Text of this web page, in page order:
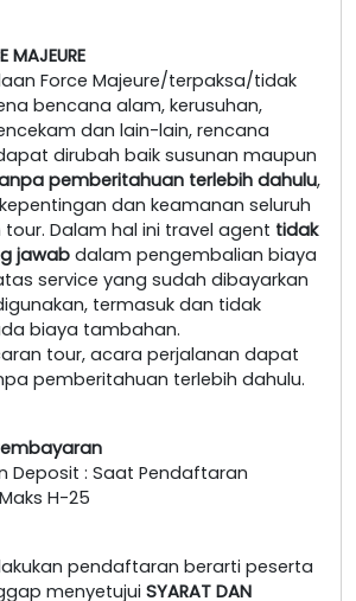
MAJEURE
Force Majeure/terpaksa/tidak
bencana alam, kerusuhan,
dan lain-lain, rencana
dirubah baik susunan maupun
pemberitahuan terlebih dahulu,
dan keamanan seluruh
Dalam hal ini travel agent tidak
jawab dalam pengembalian biaya
service yang sudah dibayarkan
termasuk dan tidak
biaya tambahan.
tour, acara perjalanan dapat
pemberitahuan terlebih dahulu.
Deposit : Saat Pendaftaran
H-25
pendaftaran berarti peserta
menyetujui SYARAT DAN